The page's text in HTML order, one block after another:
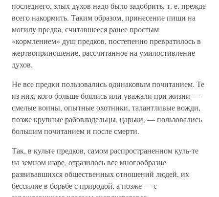
последнего, злых духов надо было задобрить, т. е. прежде
всего накормить. Таким образом, принесение пищи на
могилу предка, считавшееся ранее простым
«кормлением» душ предков, постепенно превратилось в
жертвоприношение, рассчитанное на умилостивление
духов.
Не все предки пользовались одинаковым почитанием. Те
из них, кого больше боялись или уважали при жизни —
смелые воины, опытные охотники, талантливые вожди,
позже крупные рабовладельцы, царьки, — пользовались
большим почитанием и после смерти.
Так, в культе предков, самом распространенном куль-те
на земном шаре, отразилось все многообразие
развивавшихся общественных отношений людей, их
бессилие в борьбе с природой, а позже — с